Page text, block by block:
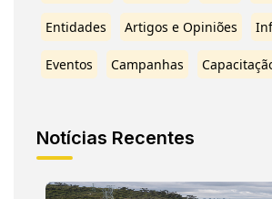
Entidades Artigos e Opiniões
Eventos Campanhas
Notícias Recentes